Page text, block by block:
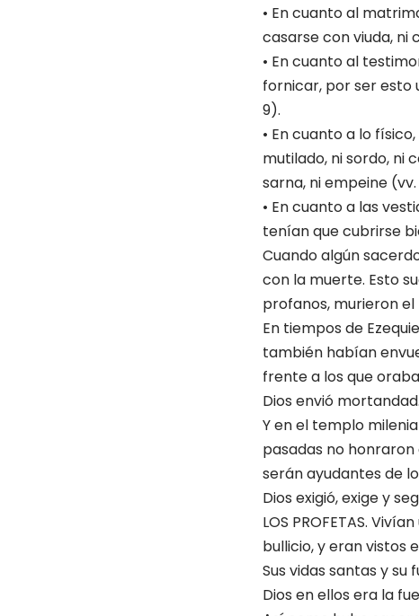
• En cuanto al
casarse con viuda, ni
• En cuanto al
fornicar, por ser esto
9).
• En cuanto a lo
mutilado, ni sordo, ni
sarna, ni empeine (vv.
• En cuanto a las
tenían que cubrirse
Cuando algún
con la muerte. Esto
profanos, murieron
En tiempos de
también habían
frente a los que
Dios envió mortandad.
Y en el templo
pasadas no
serán ayudantes de
Dios exigió, exige y
LOS PROFETAS.
bullicio, y eran vistos
Sus vidas santas y
Dios en ellos era la